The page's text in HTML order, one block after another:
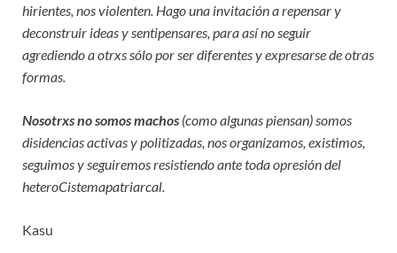
hirientes, nos violenten. Hago una invitación a repensar y
deconstruir ideas y sentipensares, para así no seguir
agrediendo a otrxs sólo por ser diferentes y expresarse de otras
formas.
Nosotrxs no somos machos (como algunas piensan) somos
disidencias activas y politizadas, nos organizamos, existimos,
seguimos y seguiremos resistiendo ante toda opresión del
heteroCistemapatriarcal.
Kasu